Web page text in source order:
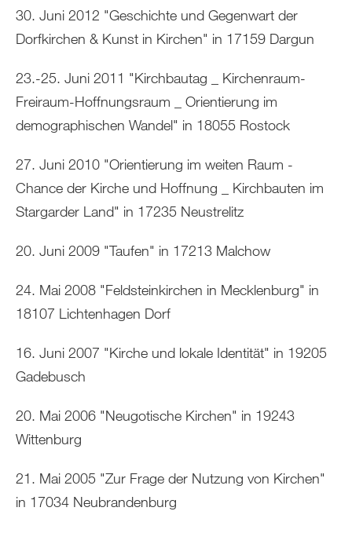
30. Juni 2012 "Geschichte und Gegenwart der
Dorfkirchen & Kunst in Kirchen" in 17159 Dargun
23.-25. Juni 2011 "Kirchbautag _ Kirchenraum-
Freiraum-Hoffnungsraum _ Orientierung im
demographischen Wandel" in 18055 Rostock
27. Juni 2010 "Orientierung im weiten Raum -
Chance der Kirche und Hoffnung _ Kirchbauten im
Stargarder Land" in 17235 Neustrelitz
20. Juni 2009 "Taufen" in 17213 Malchow
24. Mai 2008 "Feldsteinkirchen in Mecklenburg" in
18107 Lichtenhagen Dorf
16. Juni 2007 "Kirche und lokale Identität" in 19205
Gadebusch
20. Mai 2006 "Neugotische Kirchen" in 19243
Wittenburg
21. Mai 2005 "Zur Frage der Nutzung von Kirchen"
in 17034 Neubrandenburg